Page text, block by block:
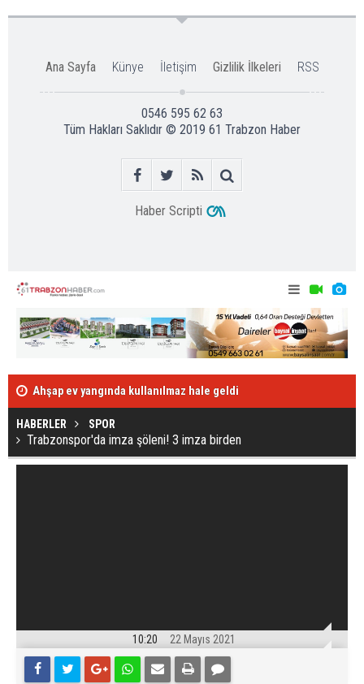
Ana Sayfa Künye İletişim Gizlilik İlkeleri RSS
0546 595 62 63
Tüm Hakları Saklıdır © 2019 61 Trabzon Haber
Haber Scripti
Ahşap ev yangında kullanılmaz hale geldi
HABERLER SPOR
Trabzonspor'da imza şöleni! 3 imza birden
10:20 22 Mayıs 2021